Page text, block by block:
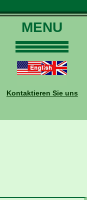
MENU
Touren
Daten und Preise
Buchungen
Kontaktieren Sie uns